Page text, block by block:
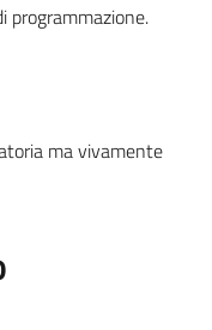
programmazione.
ma vivamente